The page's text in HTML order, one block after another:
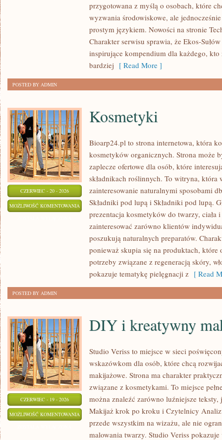
OCHRONA
ŚRODOWISKA
przygotowana z myślą o osobach, które
wyzwania środowiskowe, ale
prostym językiem. Nowości na stronie
Charakter serwisu sprawia, że Ekos-
inspirujące kompendium dla każdego, kto
bardziej [ Read More ]
POSTED BY ADMIN
CZERWIEC - 20 - 2026
MOŻLIWOŚĆ KOMENTOWANIA KOSMETYKI
Kosmetyki
Bioarp24.pl to strona internetowa, która
kosmetyków organicznych. Strona może
zaplecze ofertowe dla osób, które
składnikach roślinnych. To witryna, która
zainteresowanie naturalnymi sposobami
Składniki pod lupą i Składniki pod lupą.
prezentacja kosmetyków do twarzy, ciała
zainteresować zarówno klientów
poszukują naturalnych preparatów.
ponieważ skupia się na produktach, które
potrzeby związane z regeneracją skóry,
pokazuje tematykę pielęgnacji z [ Read
POSTED BY ADMIN
CZERWIEC - 19 - 2026
MOŻLIWOŚĆ KOMENTOWANIA
KREATYWNY
DIY i kreatywny
Studio Veriss to miejsce w sieci
wskazówkom dla osób, które chcą
makijażowe. Strona ma charakter
związane z kosmetykami. To miejsce
można znaleźć zarówno luźniejsze
Makijaż krok po kroku i Czytelnicy
przede wszystkim na wizażu, ale nie
malowania twarzy. Studio Veriss